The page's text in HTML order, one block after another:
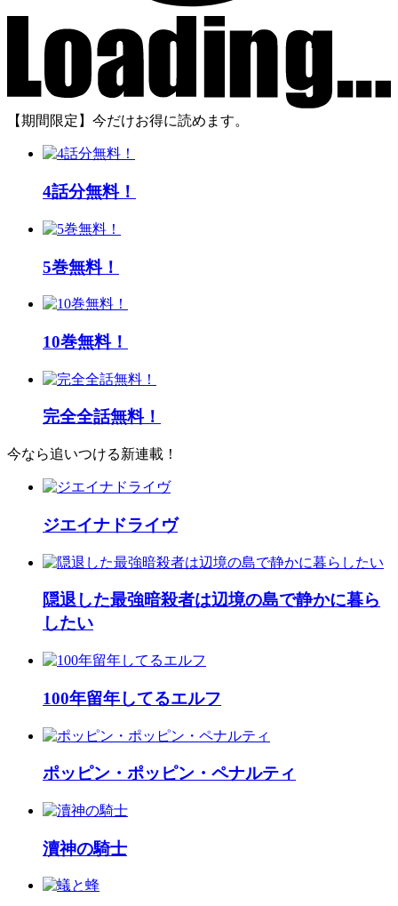
【期間限定】今だけお得に読めます。
4話分無料！
5巻無料！
10巻無料！
完全全話無料！
今なら追いつける新連載！
ジエイナドライヴ
隠退した最強暗殺者は辺境の島で静かに暮ら
したい
100年留年してるエルフ
ポッピン・ポッピン・ペナルティ
瀆神の騎士